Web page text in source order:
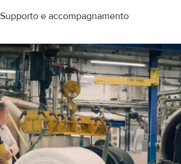
Supporto e accompagnamento